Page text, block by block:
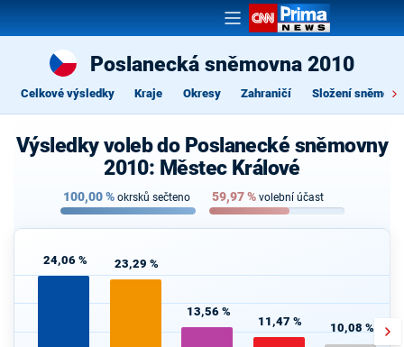
Poslanecká sněmovna 2010
Celkové výsledky Kraje Okresy Zahraničí Složení
Výsledky voleb do Poslanecké sněmovny
2010: Městec Králové
100,00% okrsků sečteno 59,97% volební účast
24,06 % 23,29 %
13,56 %
11,47 %
10,08 %